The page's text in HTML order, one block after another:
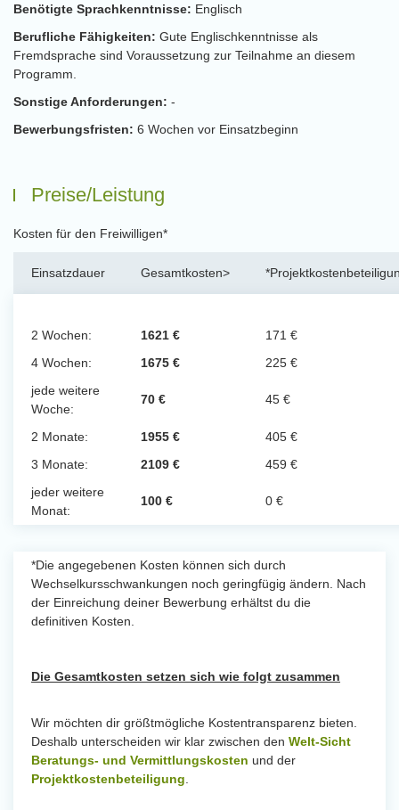
Benötigte Sprachkenntnisse: Englisch
Berufliche Fähigkeiten: Gute Englischkenntnisse als
Fremdsprache sind Voraussetzung zur Teilnahme an diesem
Programm.
Sonstige Anforderungen: -
Bewerbungsfristen: 6 Wochen vor Einsatzbeginn
Preise/Leistung
Kosten für den Freiwilligen*
Einsatzdauer Gesamtkosten>
2 Wochen: 1621 €
171 €
4 Wochen:
1675 €
225 €
jede weitere
Woche:
70 € 45 €
2 Monate: 1955 €
405 €
3 Monate:
2109 €
459 €
jeder weitere
Monat:
100 € 0 €
*Die angegebenen Kosten können sich durch
Wechselkursschwankungen noch geringfügig ändern. Nach
der Einreichung deiner Bewerbung erhältst du die
definitiven Kosten.
Die Gesamtkosten setzen sich wie folgt zusammen
Wir möchten dir größtmögliche Kostentransparenz bieten.
Deshalb unterscheiden wir klar zwischen den Welt-Sicht
Beratungs- und Vermittlungskosten und der
Projektkostenbeteiligung